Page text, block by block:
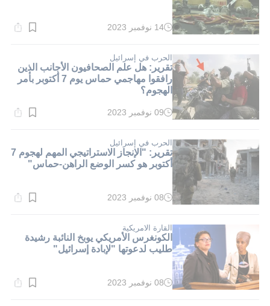
وقت
دقيقة.
14 نوفمبر 2023
الحرب في إسرائيل
تقرير: هل علم الصحافيون الأجانب الذين
رافقوا مهاجمي حماس يوم 7 أكتوبر بأمر
الهجوم؟
وقت
دقيقة.
09 نوفمبر 2023
الحرب في إسرائيل
تقرير: "الإنجاز الاستراتيجي المهم لهجوم 7
أكتوبر هو كسر الوضع الراهن-حماس"
وقت
دقيقة.
08 نوفمبر 2023
القارة الامريكية
الكونغرس الأمريكي يوبخ النائبة رشيدة
طليب لدعوتها "لإبادة إسرائيل"
وقت
08 نوفمبر 2023